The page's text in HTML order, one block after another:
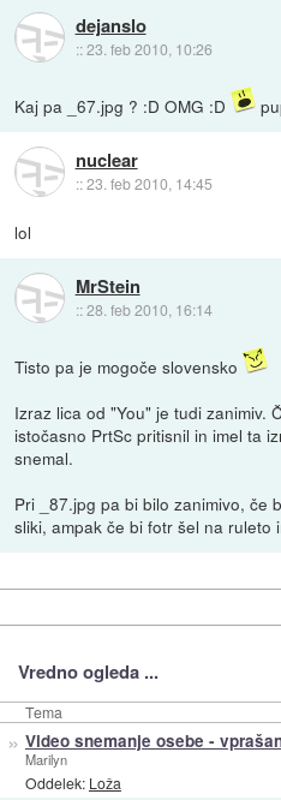
dejanslo
::23. feb 2010, 10:26
Kaj pa _67.jpg ? :D OMG :D
nuclear
::23. feb 2010, 14:45
lol
MrStein
::28. feb 2010, 16:14
Tisto pa je mogoče slovensko
Izraz lica od "You" je tudi zanimiv.
istočasno PrtSc pritisnil in imel ta
snemal.
Pri _87.jpg pa bi bilo zanimivo, če
sliki, ampak če bi fotr šel na ruleto
Vredno ogleda ...
Tema
» Video snemanje osebe -
Marilyn
Oddelek: Loža